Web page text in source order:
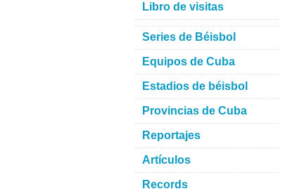
Libro de visitas
Series de Béisbol
Equipos de Cuba
Estadios de béisbol
Provincias de Cuba
Reportajes
Artículos
Records